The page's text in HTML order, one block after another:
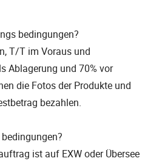
bedingungen?
T/T im Voraus und
Ablagerung und 70% vor
die Fotos der Produkte und
bezahlen.
ist auf EXW oder Übersee